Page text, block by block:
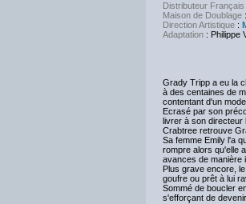
Distributeur Français
Maison de Doublage
Direction Artistique :
Adaptation : Philippe
Grady Tripp a eu la
à des centaines de
contentant d'un
Ecrasé par son
livrer à son directeur
Crabtree retrouve
Sa femme Emily l'a
rompre alors qu'elle
avances de manière
Plus grave encore,
goufre ou prêt à lui
Sommé de boucler
s'efforçant de